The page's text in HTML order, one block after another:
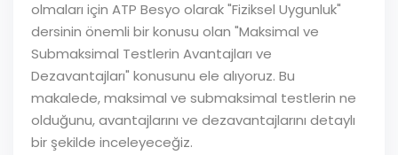
olmaları için ATP Besyo olarak "Fiziksel Uygunluk"
dersinin önemli bir konusu olan "Maksimal ve
Submaksimal Testlerin Avantajları ve
Dezavantajları" konusunu ele alıyoruz. Bu
makalede, maksimal ve submaksimal testlerin ne
olduğunu, avantajlarını ve dezavantajlarını detaylı
bir şekilde inceleyeceğiz.